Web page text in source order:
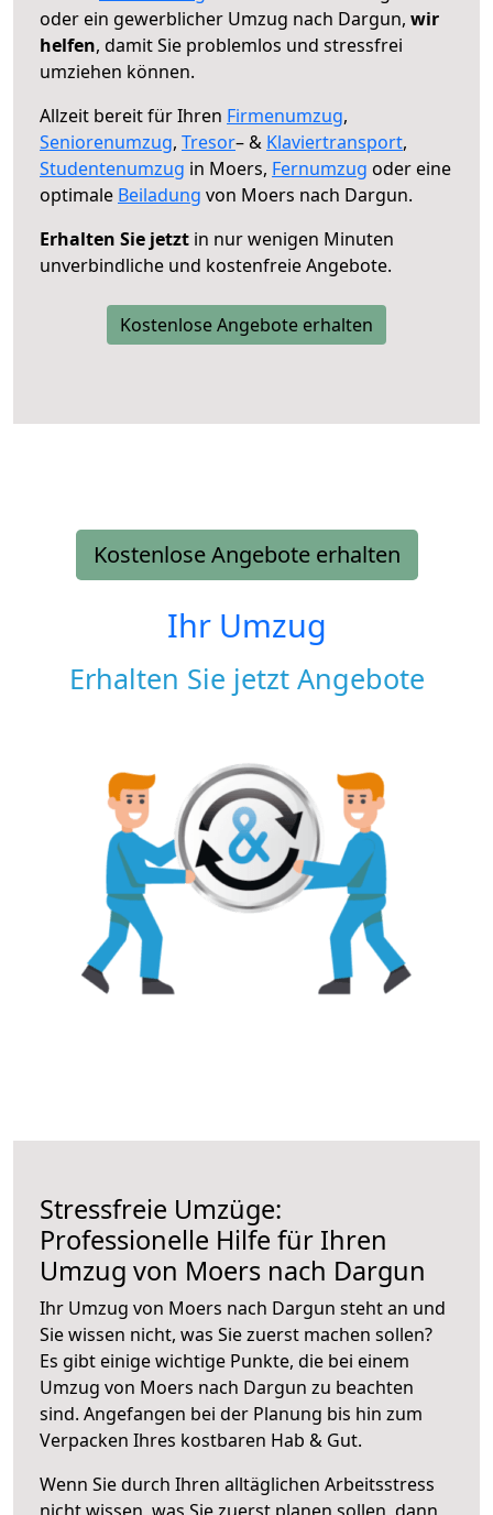
oder ein gewerblicher Umzug nach Dargun, wir
helfen, damit Sie problemlos und stressfrei
umziehen können.
Allzeit bereit für Ihren Firmenumzug,
Seniorenumzug, Tresor– & Klaviertransport,
Studentenumzug in Moers, Fernumzug oder eine
optimale Beiladung von Moers nach Dargun.
Erhalten Sie jetzt in nur wenigen Minuten
unverbindliche und kostenfreie Angebote.
Kostenlose Angebote erhalten
Kostenlose Angebote erhalten
Ihr Umzug
Erhalten Sie jetzt Angebote
Stressfreie Umzüge:
Professionelle Hilfe für Ihren
Umzug von Moers nach Dargun
Ihr Umzug von Moers nach Dargun steht an und
Sie wissen nicht, was Sie zuerst machen sollen?
Es gibt einige wichtige Punkte, die bei einem
Umzug von Moers nach Dargun zu beachten
sind. Angefangen bei der Planung bis hin zum
Verpacken Ihres kostbaren Hab & Gut.
Wenn Sie durch Ihren alltäglichen Arbeitsstress